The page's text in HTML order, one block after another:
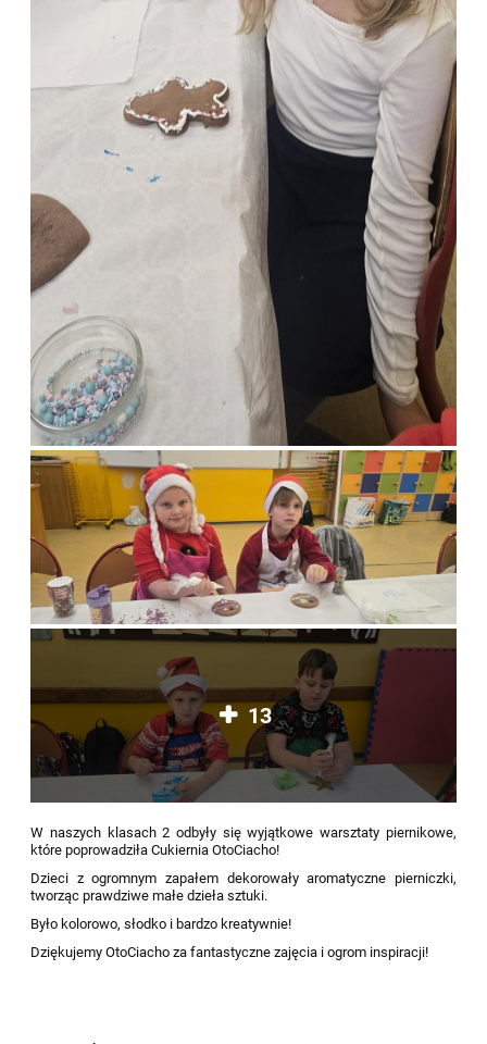
13
W naszych klasach 2 odbyły się wyjątkowe warsztaty piernikowe,
które poprowadziła Cukiernia OtoCiacho!
Dzieci z ogromnym zapałem dekorowały aromatyczne pierniczki,
tworząc prawdziwe małe dzieła sztuki.
Było kolorowo, słodko i bardzo kreatywnie!
Dziękujemy OtoCiacho za fantastyczne zajęcia i ogrom inspiracji!